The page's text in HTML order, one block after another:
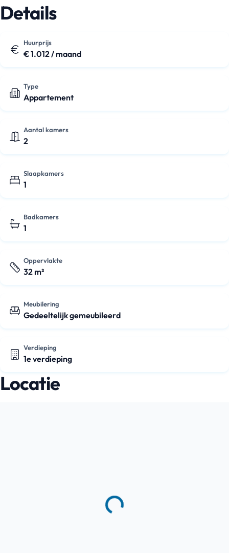
geregeld.
keuken. Hier heb je direct toegang tot inbouwapparatuur
zoals een kookplaat, afzuigkap, koelkast en magnetron. Er
te weten is dat je voor de was gebruikma…
Details
Huurprijs
€ 1.012 / maand
Type
Appartement
Aantal kamers
2
Slaapkamers
1
Badkamers
1
Oppervlakte
32 m²
Meubilering
Gedeeltelijk gemeubileerd
Verdieping
1e verdieping
Locatie